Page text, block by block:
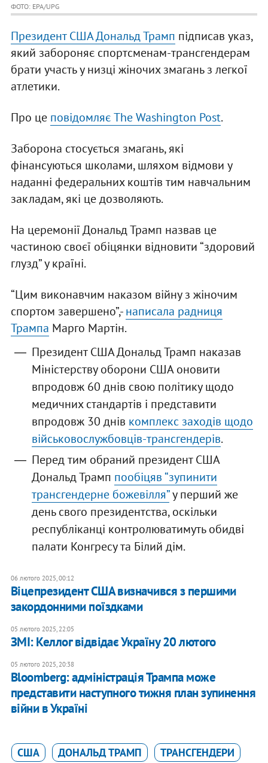
ФОТО: EPA/UPG
Президент США Дональд Трамп підписав указ,
який забороняє спортсменам-трансгендерам
брати участь у низці жіночих змагань з легкої
атлетики.
Про це повідомляє The Washington Post.
Заборона стосується змагань, які
фінансуються школами, шляхом відмови у
наданні федеральних коштів тим навчальним
закладам, які це дозволяють.
На церемонії Дональд Трамп назвав це
частиною своєї обіцянки відновити “здоровий
глузд” у країні.
“Цим виконавчим наказом війну з жіночим
спортом завершено”,-написала радниця
Трампа Марго Мартін.
Президент США Дональд Трамп наказав
Міністерству оборони США оновити
впродовж 60 днів свою політику щодо
медичних стандартів і представити
впродовж 30 днів комплекс заходів щодо
військовослужбовців-трансгендерів.
Перед тим обраний президент США
Дональд Трамп пообіцяв “зупинити
трансгендерне божевілля”у перший же
день свого президентства, оскільки
республіканці контролюватимуть обидві
палати Конгресу та Білий дім.
06 лютого 2025, 00:12
Віцепрезидент США визначився з першими
закордонними поїздками
05 лютого 2025, 22:05
ЗМІ: Келлог відвідає Україну 20 лютого
05 лютого 2025, 20:38
Bloomberg: адміністрація Трампа може
представити наступного тижня план зупинення
війни в Україні
США ДОНАЛЬД ТРАМП ТРАНСГЕНДЕРИ